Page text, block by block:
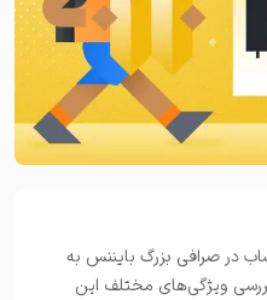
در صرافی بزرگ بایننس به
ویژگی‌های مختلف این